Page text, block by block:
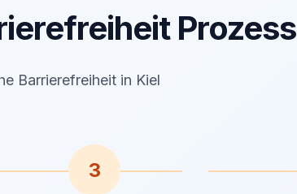
Prozess
Barrierefreiheit in Kiel
3